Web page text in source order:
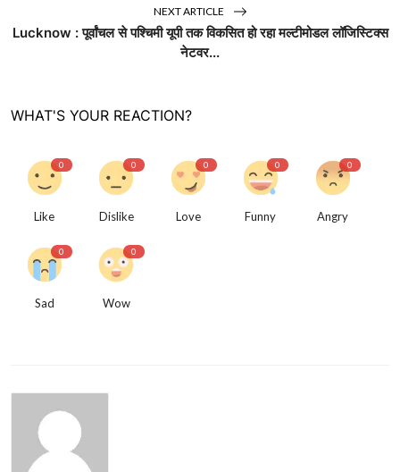
NEXT ARTICLE
Lucknow : पूर्वांचल से पश्चिमी यूपी तक विकसित हो रहा मल्टीमोडल लॉजिस्टिक्स
नेटवर...
WHAT'S YOUR REACTION?
0
Like
0
Dislike
0
Love
0
Funny
0
Angry
0
Sad
0
Wow